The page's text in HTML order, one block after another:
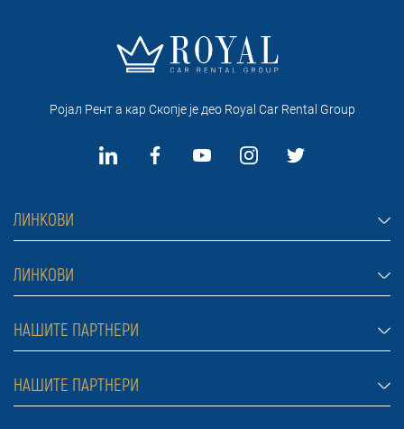
Ројал Рент а кар Скопје je део Royal Car Rental Group
ЛИНКОВИ
Рент а кар Скопје
Автомобили
Џипови и теренци
Луксузни автомобили
ЛИНКОВИ
Најчести прашања
Услови за изнајмување
Блог
НАШИТЕ ПАРТНЕРИ
Rent a car Beograd Bel
НАШИТЕ ПАРТНЕРИ